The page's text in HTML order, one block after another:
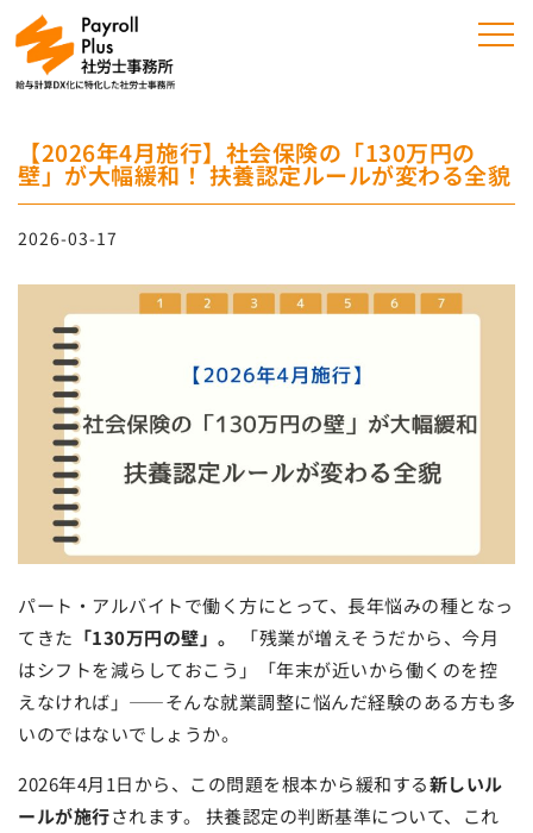
【2026年4月施行】社会保険の「130万円の
壁」が大幅緩和！ 扶養認定ルールが変わる全貌
2026-03-17
パート・アルバイトで働く方にとって、長年悩みの種となっ
てきた 「130万円の壁」。
「残業が増えそうだから、今月
はシフトを減らしておこう」「年末が近いから働くのを控
えなければ」——そんな就業調整に悩んだ経験のある方も多
いのではないでしょうか。
2026年4月1日から、この問題を根本から緩和する新しいル
ールが施行されます。 扶養認定の判断基準について、これ